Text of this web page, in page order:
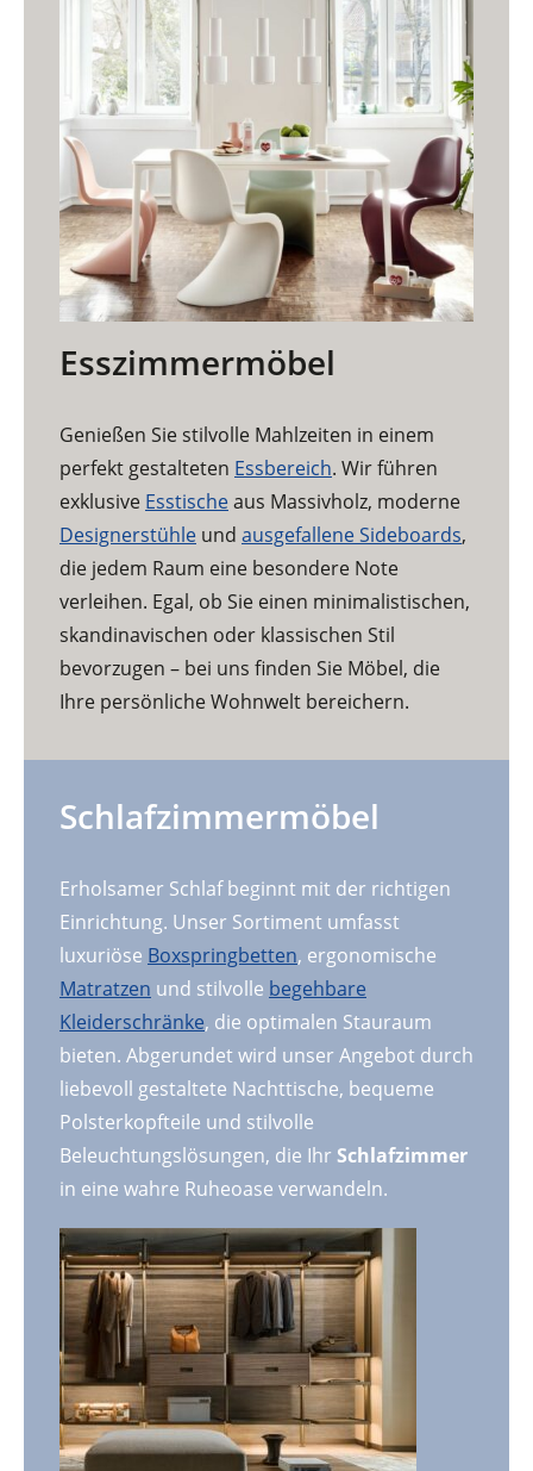
Esszimmermöbel
Genießen Sie stilvolle Mahlzeiten in einem
perfekt gestalteten Essbereich. Wir führen
exklusive Esstischeaus Massivholz, moderne
Designerstühle und ausgefallene Sideboards,
die jedem Raum eine besondere Note
verleihen. Egal, ob Sie einen minimalistischen,
skandinavischen oder klassischen Stil
bevorzugen – bei uns finden Sie Möbel, die
Ihre persönliche Wohnwelt bereichern.
Schlafzimmermöbel
Erholsamer Schlaf beginnt mit der richtigen
Einrichtung. Unser Sortiment umfasst
luxuriöse Boxspringbetten, ergonomische
Matratzen und stilvolle begehbare
Kleiderschränke, die optimalen Stauraum
bieten. Abgerundet wird unser Angebot durch
liebevoll gestaltete Nachttische, bequeme
Polsterkopfteile und stilvolle
Beleuchtungslösungen, die Ihr Schlafzimmer
in eine wahre Ruheoase verwandeln.